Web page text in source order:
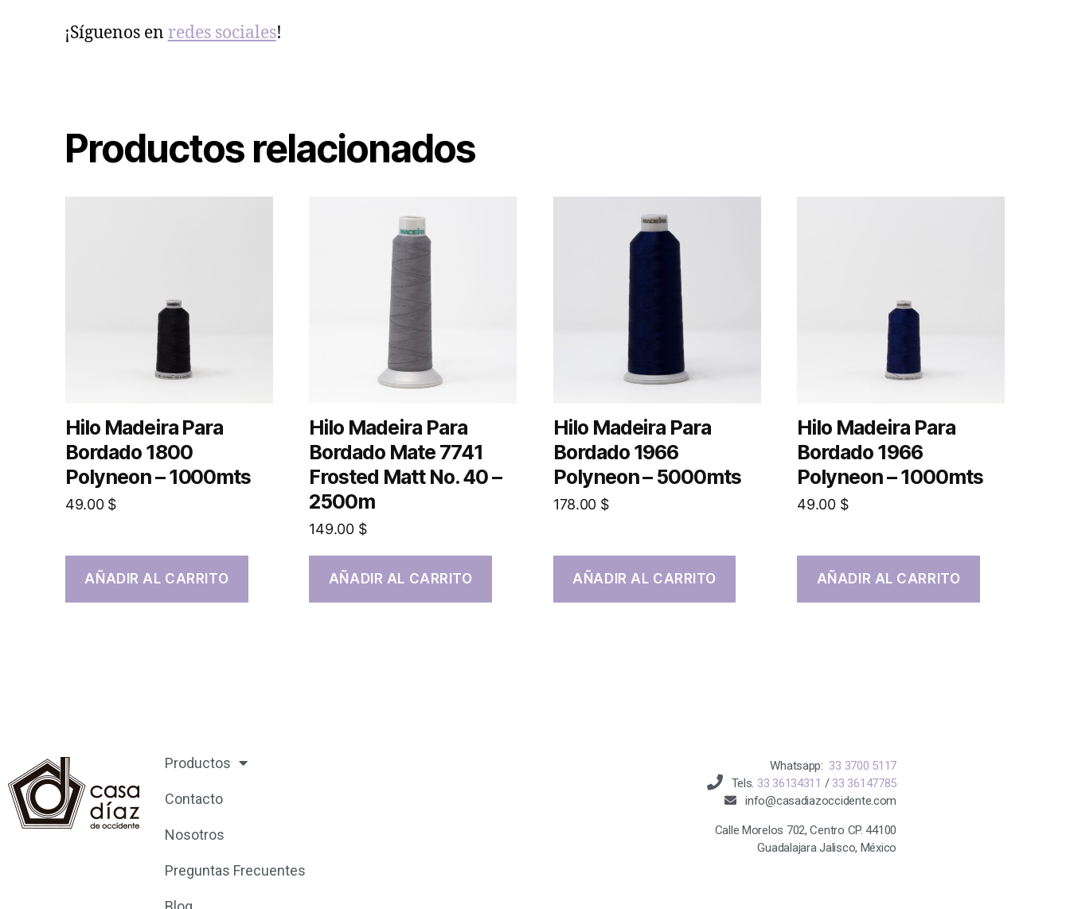
¡Síguenos en redes sociales!
Productos relacionados
Hilo Madeira Para
Bordado 1800
Polyneon – 1000mts
49.00 $
AÑADIR AL CARRITO
Hilo Madeira Para
Bordado Mate 7741
Frosted Matt No. 40 –
2500m
149.00 $
AÑADIR AL CARRITO
Hilo Madeira Para
Bordado 1966
Polyneon – 5000mts
178.00 $
AÑADIR AL CARRITO
Hilo Madeira Para
Bordado 1966
Polyneon – 1000mts
49.00 $
AÑADIR AL CARRITO
Productos
Contacto
Nosotros
Preguntas Frecuentes
Whatsapp: 33 3700 5117
Tels. 33 36134311 / 33 36147785
info@casadiazoccidente.com
Calle Morelos 702, Centro CP. 44100
Guadalajara Jalisco, México